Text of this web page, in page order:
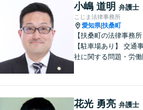
小嶋 道明 弁護士
こじま法律事務所
愛知県|扶桑町
【扶桑町の法律事務
【駐車場あり】 交通
社に関する問題・労働
花光 勇亮 弁護士